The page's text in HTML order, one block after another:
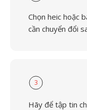
Chọn heic hoặc
cần chuyển đổi
3
Hãy để tập tin